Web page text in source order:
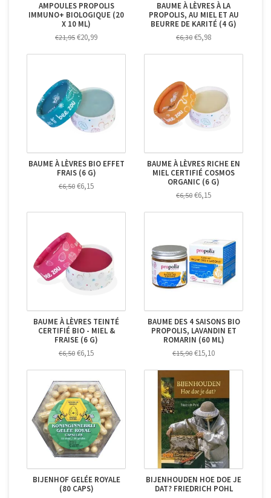
AMPOULES PROPOLIS
IMMUNO+ BIOLOGIQUE (20
X 10 ML)
€21,95 €20,99
BAUME À LÈVRES À LA
PROPOLIS, AU MIEL ET AU
BEURRE DE KARITÉ (4 G)
€6,30 €5,98
BAUME À LÈVRES BIO EFFET
FRAIS (6 G)
€6,50 €6,15
BAUME À LÈVRES RICHE EN
MIEL CERTIFIÉ COSMOS
ORGANIC (6 G)
€6,50 €6,15
BAUME À LÈVRES TEINTÉ
CERTIFIÉ BIO - MIEL &
FRAISE (6 G)
€6,50 €6,15
BAUME DES 4 SAISONS BIO
PROPOLIS, LAVANDIN ET
ROMARIN (60 ML)
€15,90 €15,10
BIJENHOF GELÉE ROYALE
(80 CAPS)
BIJENHOUDEN HOE DOE JE
DAT? FRIEDRICH POHL